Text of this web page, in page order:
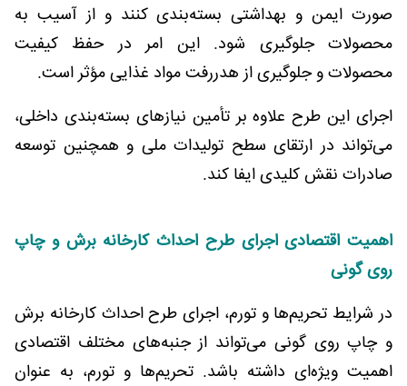
صورت ایمن و بهداشتی بسته‌بندی کنند و از آسیب به
محصولات جلوگیری شود. این امر در حفظ کیفیت
محصولات و جلوگیری از هدررفت مواد غذایی مؤثر است.
اجرای این طرح علاوه بر تأمین نیازهای بسته‌بندی داخلی،
می‌تواند در ارتقای سطح تولیدات ملی و همچنین توسعه
صادرات نقش کلیدی ایفا کند.
اهمیت اقتصادی اجرای طرح احداث کارخانه برش و چاپ
روی گونی
در شرایط تحریم‌ها و تورم، اجرای طرح احداث کارخانه برش
و چاپ روی گونی می‌تواند از جنبه‌های مختلف اقتصادی
اهمیت ویژه‌ای داشته باشد. تحریم‌ها و تورم، به عنوان